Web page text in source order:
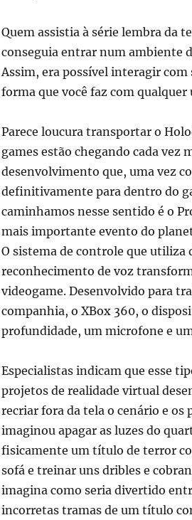
Quem assistia à série lembra da
conseguia entrar num ambiente
Assim, era possível interagir
forma que você faz com qualquer
Parece loucura transportar o
games estão chegando cada vez
desenvolvimento que, uma vez
definitivamente para dentro do
caminhamos nesse sentido é o
mais importante evento do
O sistema de controle que utiliza
reconhecimento de voz
videogame. Desenvolvido para
companhia, o XBox 360, o
profundidade, um microfone e
Especialistas indicam que esse
projetos de realidade virtual
recriar fora da tela o cenário e os
imaginou apagar as luzes do
fisicamente um título de terror
sofá e treinar uns dribles e
imagina como seria divertido
incorretas tramas de um título